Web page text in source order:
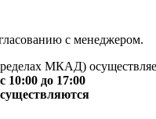
с менеджером.
МКАД)
10:00 до 17:00